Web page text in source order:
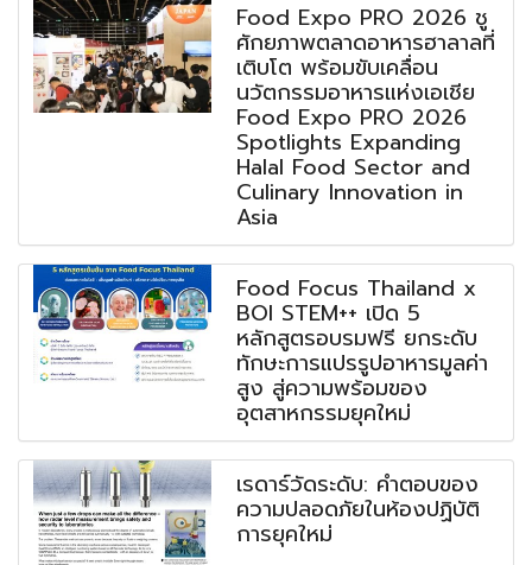
Food Expo PRO 2026 ชู
ศักยภาพตลาดอาหารฮาลาลที่
เติบโต พร้อมขับเคลื่อน
นวัตกรรมอาหารแห่งเอเชีย
Food Expo PRO 2026
Spotlights Expanding
Halal Food Sector and
Culinary Innovation in
Asia
Food Focus Thailand x
BOI STEM++ เปิด 5
หลักสูตรอบรมฟรี ยกระดับ
ทักษะการแปรรูปอาหารมูลค่า
สูง สู่ความพร้อมของ
อุตสาหกรรมยุคใหม่
เรดาร์วัดระดับ: คำตอบของ
ความปลอดภัยในห้องปฏิบัติ
การยุคใหม่